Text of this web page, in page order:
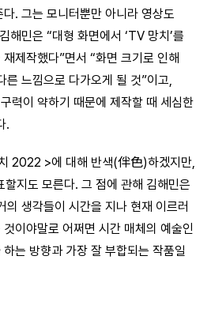
. 그는 모니터뿐만 아니라 영상도
해민은 “대형 화면에서 ‘TV 망치’를
제작했다”면서 “화면 크기로 인해
른 느낌으로 다가오게 될 것”이고,
력이 약하기 때문에 제작할 때 세심한
.
2022 >에 대해 반색(伴色)하겠지만,
지도 모른다. 그 점에 관해 김해민은
의 생각들이 시간을 지나 현재 이르러
이야말로 어쩌면 시간 매체의 예술인
는 방향과 가장 잘 부합되는 작품일